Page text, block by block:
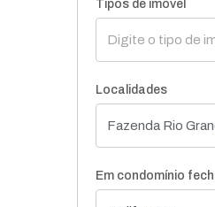
Tipos de imóvel
Localidades
Em condomínio